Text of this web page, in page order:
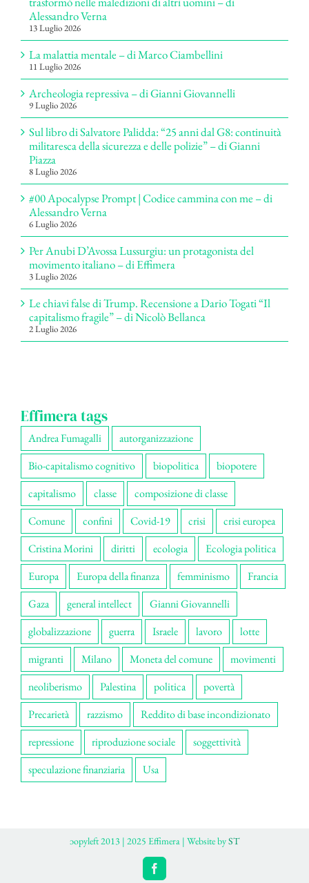
Alessandro Verna
13 Luglio 2026
La malattia mentale – di Marco Ciambellini
11 Luglio 2026
Archeologia repressiva – di Gianni Giovannelli
9 Luglio 2026
Sul libro di Salvatore Palidda: “25 anni dal G8: continuità
militaresca della sicurezza e delle polizie” – di Gianni
Piazza
8 Luglio 2026
#00 Apocalypse Prompt | Codice cammina con me – di
Alessandro Verna
6 Luglio 2026
Per Anubi D’Avossa Lussurgiu: un protagonista del
movimento italiano – di Effimera
3 Luglio 2026
Le chiavi false di Trump. Recensione a Dario Togati “Il
capitalismo fragile” – di Nicolò Bellanca
2 Luglio 2026
Effimera tags
Andrea Fumagalli
autorganizzazione
Bio-capitalismo cognitivo
biopolitica
biopotere
capitalismo
classe
composizione di classe
Comune
confini Covid-19 crisi
crisi europea
Cristina Morini
diritti ecologia
Ecologia politica
Europa
Europa della finanza femminismo
Francia
Gaza
general intellect
Gianni Giovannelli
globalizzazione
guerra Israele lavoro
lotte
migranti
Milano Moneta del comune
movimenti
neoliberismo
Palestina politica
povertà
Precarietà
razzismo
Reddito di base incondizionato
repressione
riproduzione sociale
soggettività
speculazione finanziaria
Usa
ɔopyleft 2013 | 2025 Effimera | Website byST
Facebook